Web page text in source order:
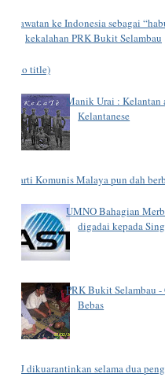
Lawatan ke Indonesia sebagai
kekalahan PRK Bukit Selambau
(no title)
Manik Urai : Kelantan
Kelantanese
Parti Komunis Malaya pun dah
UMNO Bahagian
digadai kepada
PRK Bukit Selambau -
Bebas
KJ dikuarantinkan selama dua